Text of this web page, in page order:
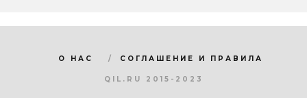
О НАС СОГЛАШЕНИЕ И ПРАВИЛА
QIL.RU 2015-2023